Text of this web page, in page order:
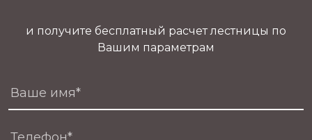
и получите бесплатный расчет лестницы по
Вашим параметрам